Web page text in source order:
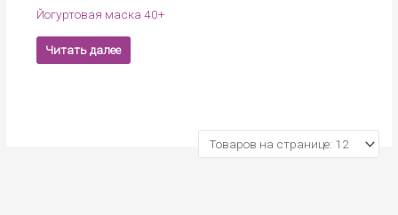
Йогуртовая маска 40+
Читать далее